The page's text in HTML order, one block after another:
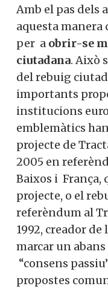
Amb el pas dels
aquesta manera
per a obrir-se
ciutadana. Això
del rebuig
importants
institucions
emblemàtics
projecte de
2005 en
Baixos i França,
projecte, o el
referèndum al
1992, creador
marcar un
“consens
propostes